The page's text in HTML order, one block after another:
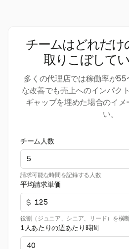
チームはどれだけ
取りこぼして
多くの代理店では稼働率が
な改善でも売上へのインパク
ギャップを埋めた場合のイメ
い。
チーム人数
請求可能な時間を記録する人数
平均請求単価
$
役割（ジュニア、シニア、リード）を横
1人あたりの週あたり時間